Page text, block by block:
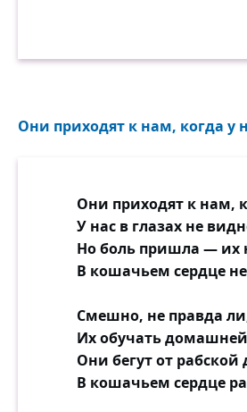
Они приходят к нам, когда у
Они приходят к нам,
У нас в глазах не
Но боль пришла — их
В кошачьем сердце
Смешно, не правда
Их обучать
Они бегут от рабской
В кошачьем сердце